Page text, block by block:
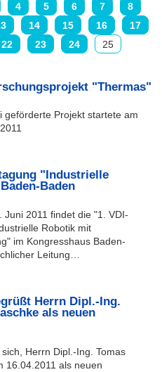
4 5 6 7
8
14 15 16
17
22 23 24 25
"Thermas"
geförderte Projekt startete am
"Industrielle
Baden
Juni 2011 findet die "1. VDI-
Robotik mit
im Kongresshaus Baden-
Leitung…
Herrn Dipl.-Ing.
als neuen
Herrn Dipl.-Ing. Tomas
16.04.2011 als neuen